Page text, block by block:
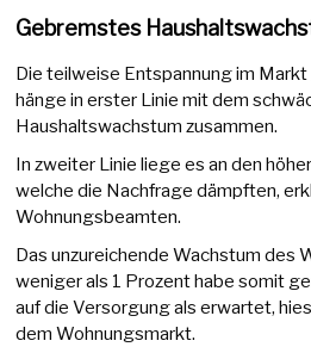
Gebremstes
Die teilweise Entspannung im
hänge in erster Linie mit dem
Haushaltswachstum zusammen.
In zweiter Linie liege es an den
welche die Nachfrage dämpften,
Wohnungsbeamten.
Das unzureichende Wachstum des
weniger als 1 Prozent habe somit
auf die Versorgung als erwartet,
dem Wohnungsmarkt.